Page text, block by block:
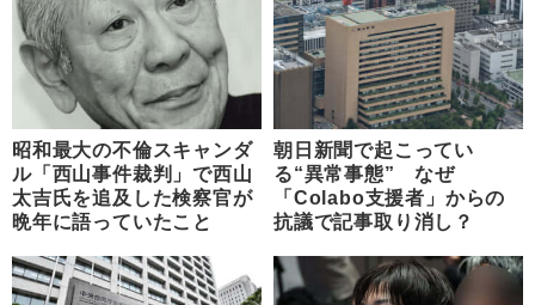
昭和最大の不倫スキャンダ
ル「西山事件裁判」で西山
太吉氏を追及した検察官が
晩年に語っていたこと
朝日新聞で起こってい
る“異常事態” なぜ
「Colabo支援者」からの
抗議で記事取り消し？